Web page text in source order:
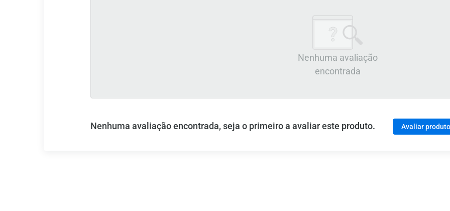
Nenhuma avaliação
encontrada
Nenhuma avaliação encontrada, seja o primeiro a avaliar este produto. Avaliar produto